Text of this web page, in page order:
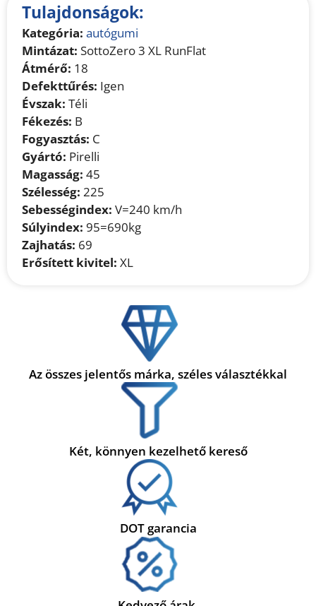
Tulajdonságok:
Kategória: autógumi
Mintázat: SottoZero 3 XL RunFlat
Átmérő: 18
Defekttűrés: Igen
Évszak: Téli
Fékezés: B
Fogyasztás: C
Gyártó: Pirelli
Magasság: 45
Szélesség: 225
Sebességindex: V=240 km/h
Súlyindex: 95=690kg
Zajhatás: 69
Erősített kivitel: XL
Az összes jelentős márka, széles választékkal
Két, könnyen kezelhető kereső
DOT garancia